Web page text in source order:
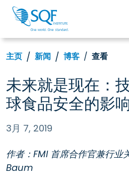
主页 新闻 博客 查看
未来就是现在：
球食品安全的影
3月 7, 2019
作者：FMI 首席合作官兼行业
Baum